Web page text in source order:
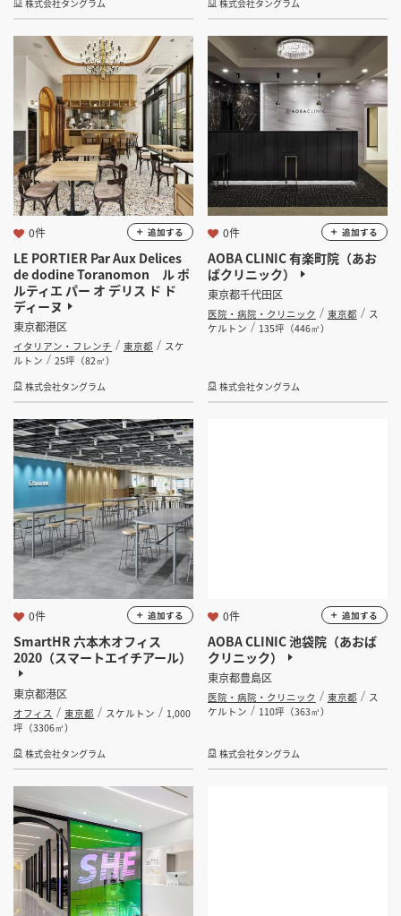
株式会社タングラム 株式会社タングラム
LE PORTIER Par Aux Delices
de dodine Toranomon ル ポ
ルティエ パー オ デリス ド ド
ディーヌ
東京都港区
イタリアン・フレンチ 東京都
スケ
ルトン
25坪（82㎡）
株式会社タングラム
0件 追加する
AOBA CLINIC 有楽町院（あお
ばクリニック）
東京都千代田区
医院・病院・クリニック 東京都
ス
ケルトン
135坪（446㎡）
株式会社タングラム
0件 追加する
SmartHR 六本木オフィス
2020（スマートエイチアール）
東京都港区
オフィス 東京都 スケルトン
1,000
坪（3306㎡）
株式会社タングラム
0件 追加する
AOBA CLINIC 池袋院（あおば
クリニック）
東京都豊島区
医院・病院・クリニック 東京都
ス
ケルトン
110坪（363㎡）
株式会社タングラム
0件 追加する